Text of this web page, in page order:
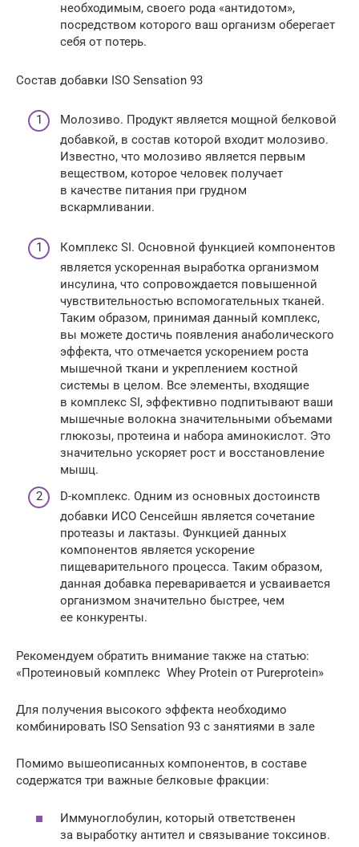
необходимым, своего рода «антидотом»,
посредством которого ваш организм оберегает
себя от потерь.
Состав добавки ISO Sensation 93
Молозиво. Продукт является мощной белковой
добавкой, в состав которой входит молозиво.
Известно, что молозиво является первым
веществом, которое человек получает
в качестве питания при грудном
вскармливании.
Комплекс SI. Основной функцией компонентов
является ускоренная выработка организмом
инсулина, что сопровождается повышенной
чувствительностью вспомогательных тканей.
Таким образом, принимая данный комплекс,
вы можете достичь появления анаболического
эффекта, что отмечается ускорением роста
мышечной ткани и укреплением костной
системы в целом. Все элементы, входящие
в комплекс SI, эффективно подпитывают ваши
мышечные волокна значительными объемами
глюкозы, протеина и набора аминокислот. Это
значительно ускоряет рост и восстановление
мышц.
D-комплекс. Одним из основных достоинств
добавки ИСО Сенсейшн является сочетание
протеазы и лактазы. Функцией данных
компонентов является ускорение
пищеварительного процесса. Таким образом,
данная добавка переваривается и усваивается
организмом значительно быстрее, чем
ее конкуренты.
Рекомендуем обратить внимание также на статью:
«Протеиновый комплекс Whey Protein от Pureprotein»
Для получения высокого эффекта необходимо
комбинировать ISO Sensation 93 с занятиями в зале
Помимо вышеописанных компонентов, в составе
содержатся три важные белковые фракции:
Иммуноглобулин, который ответственен
за выработку антител и связывание токсинов.